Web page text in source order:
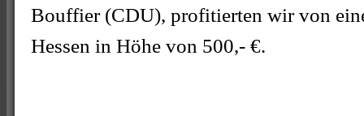
Bouffier (CDU), profitierten wir von
Hessen in Höhe von 500,- €.